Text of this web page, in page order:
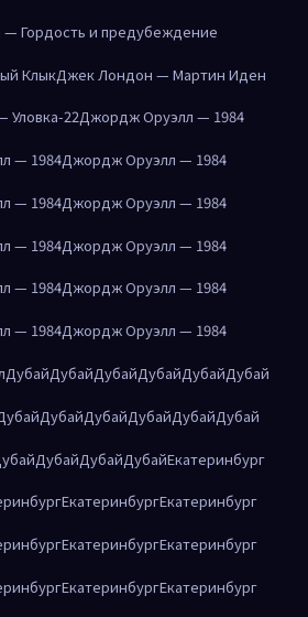
Гордость и предубеждение
КлыкДжек Лондон — Мартин Иден
22Джордж Оруэлл — 1984
— 1984Джордж Оруэлл — 1984
— 1984Джордж Оруэлл — 1984
— 1984Джордж Оруэлл — 1984
— 1984Джордж Оруэлл — 1984
— 1984Джордж Оруэлл — 1984
ДубайДубайДубайДубайДубайДубай
ДубайДубайДубайДубайДубай
ДубайДубайДубайЕкатеринбург
ЕкатеринбургЕкатеринбург
ЕкатеринбургЕкатеринбург
ЕкатеринбургЕкатеринбург